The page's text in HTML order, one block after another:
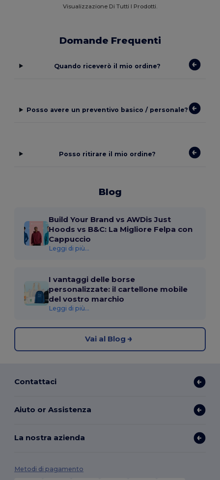
Visualizzazione Di Tutti I Prodotti.
Domande Frequenti
Quando riceverò il mio ordine?
Posso avere un preventivo basico / personale?
Posso ritirare il mio ordine?
Blog
Build Your Brand vs AWDis Just
Hoods vs B&C: La Migliore Felpa con
Cappuccio
Leggi di più...
I vantaggi delle borse
personalizzate: il cartellone mobile
del vostro marchio
Leggi di più...
Vai al Blog
Contattaci
Aiuto or Assistenza
La nostra azienda
Metodi di pagamento